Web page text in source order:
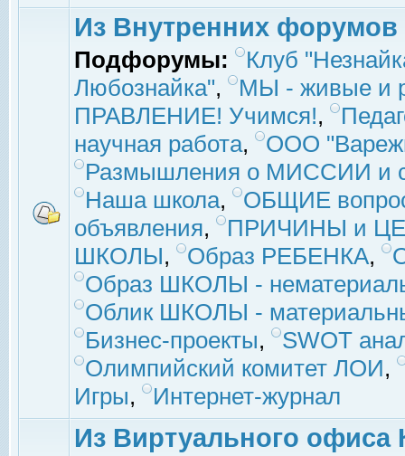
Из Внутренних форумов
Подфорумы:
Клуб
Любознайка",
МЫ - живые и
ПРАВЛЕНИЕ! Учимся!,
научная работа,
ООО
Размышления о МИССИИ и
Наша школа,
ОБЩИЕ
объявления,
ПРИЧИНЫ и
ШКОЛЫ, Образ РЕБЕНКА,
Образ ШКОЛЫ -
Облик ШКОЛЫ -
Бизнес-проекты,
SWOT
Олимпийский комитет ЛОИ,
Игры, Интернет-журнал
Из Виртуального офиса